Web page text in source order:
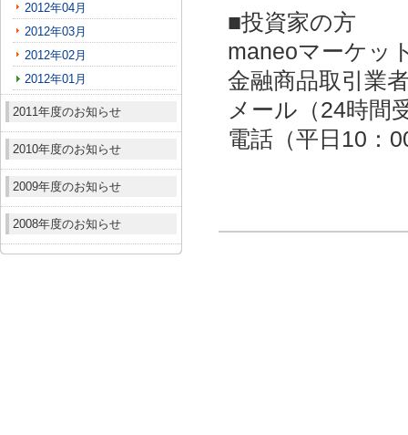
2012年04月
2012年03月
2012年02月
2012年01月
2011年度のお知らせ
2010年度のお知らせ
2009年度のお知らせ
2008年度のお知らせ
■投資家の方
maneoマーケッ
金融商品取引業
メール（24時間
電話（平日10：